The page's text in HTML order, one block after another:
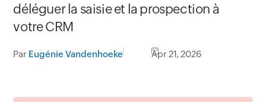
déléguer la saisie et la prospection à
votre CRM
Par Eugénie Vandenhoeke Apr 21, 2026